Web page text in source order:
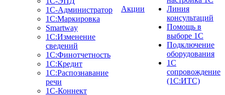
1С-Администратор
1С:Маркировка
Smartway
1С:Изменение
сведений
1С:Финотчетность
1С:Кредит
1С:Распознавание
речи
1С-Коннект
Акции
Линия
консультаций
Помощь в
выборе 1С
Подключение
оборудования
1С
сопровождение
(1С:ИТС)